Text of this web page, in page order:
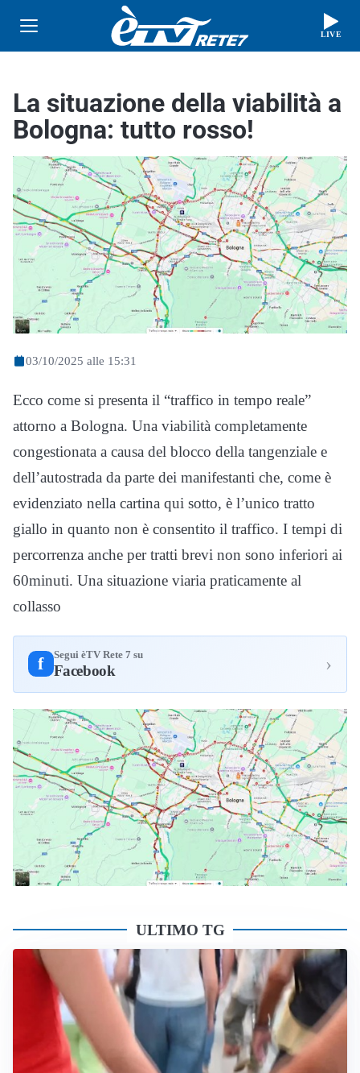
LIVE
La situazione della viabilità a
Bologna: tutto rosso!
03/10/2025 alle 15:31
Ecco come si presenta il “traffico in tempo reale”
attorno a Bologna. Una viabilità completamente
congestionata a causa del blocco della tangenziale e
dell’autostrada da parte dei manifestanti che, come è
evidenziato nella cartina qui sotto, è l’unico tratto
giallo in quanto non è consentito il traffico. I tempi di
percorrenza anche per tratti brevi non sono inferiori ai
60minuti. Una situazione viaria praticamente al
collasso
f Segui èTV Rete 7 su
Facebook ›
ULTIMO TG